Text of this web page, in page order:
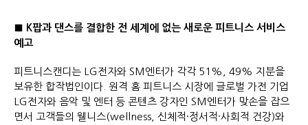
■ K팝과 댄스를 결합한 전 세계에 없는 새로운 피트니스 서비스
예고
피트니스캔디는 LG전자와 SM엔터가 각각 51%, 49% 지분을
보유한 합작법인이다. 원격 홈 피트니스 시장에 글로벌 가전 기업
LG전자와 음악 및 엔터 등 콘텐츠 강자인 SM엔터가 맞손을 잡으
면서 고객들의 웰니스(wellness, 신체적·정서적·사회적 건강)와